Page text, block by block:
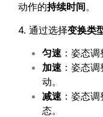
动作的持续时间。
4. 通过选择变换类
匀速 ：姿态
加速 ：姿态
动。
减速 ：姿态
态。